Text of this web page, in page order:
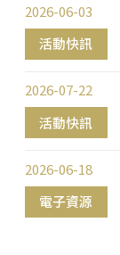
活動快訊
2026-06-03
活動快訊
2026-07-22
電子資源
2026-06-18